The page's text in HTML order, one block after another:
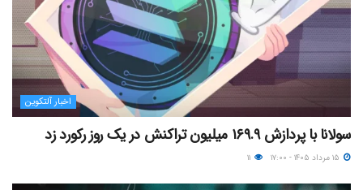
اخبار آلتکوین
سولانا با پردازش ۱۶۹.۹ میلیون تراکنش در یک روز رکورد زد